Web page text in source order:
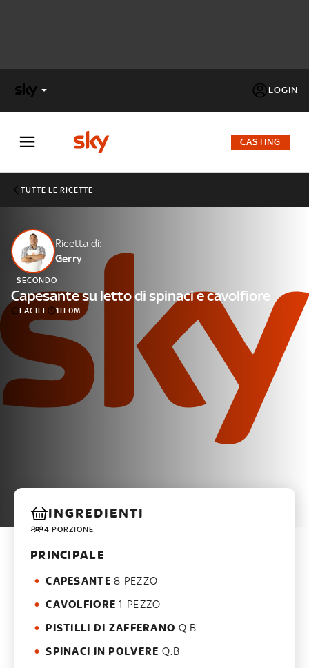
LOGIN
FACTOR
Cos’altro vedere:
PROGRAMMI SKY
Un mondo di offerte:
SKY.IT
NOW
CASTING
TUTTE LE RICETTE
Ricetta di:
Gerry
SECONDO
Capesante su letto di spinaci e cavolfiore
FACILE 1H 0M
INGREDIENTI
4 PORZIONE
PRINCIPALE
CAPESANTE 8 PEZZO
CAVOLFIORE 1 PEZZO
PISTILLI DI ZAFFERANO Q.B
SPINACI IN POLVERE Q.B